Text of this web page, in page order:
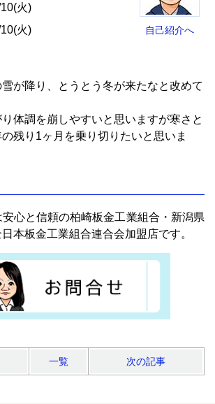
自己紹介へ
火)
火)
が降り、とうとう冬が来たなと改めて
体調を崩しやすいと思いますが寒さと
残り1ヶ月を乗り切りたいと思いま
心と信頼の柏崎板金工業組合・新潟県
本板金工業組合連合会加盟店です。
一覧 次の記事